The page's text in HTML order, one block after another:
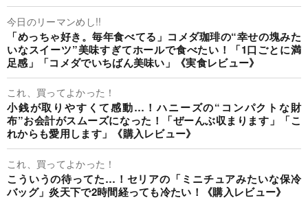
今日のリーマンめし!!
「めっちゃ好き。毎年食べてる」コメダ珈琲の“幸せの塊みた
いなスイーツ”美味すぎてホールで食べたい！「1口ごとに満
足感」「コメダでいちばん美味い」《実食レビュー》
これ、買ってよかった！
小銭が取りやすくて感動…！ハニーズの“コンパクトな財
布”お会計がスムーズになった！「ぜーんぶ収まります」「こ
れからも愛用します」《購入レビュー》
これ、買ってよかった！
こういうの待ってた…！セリアの「ミニチュアみたいな保冷
バッグ」炎天下で2時間経っても冷たい！《購入レビュー》